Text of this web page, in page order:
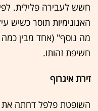
חשש לעבירה פלילית.
האנונימיות תוסר כשיש
מה נוסף" (אחד מבין
חשיפת זהותו.
זירת איגרוף
השופטת פלפל דחתה את